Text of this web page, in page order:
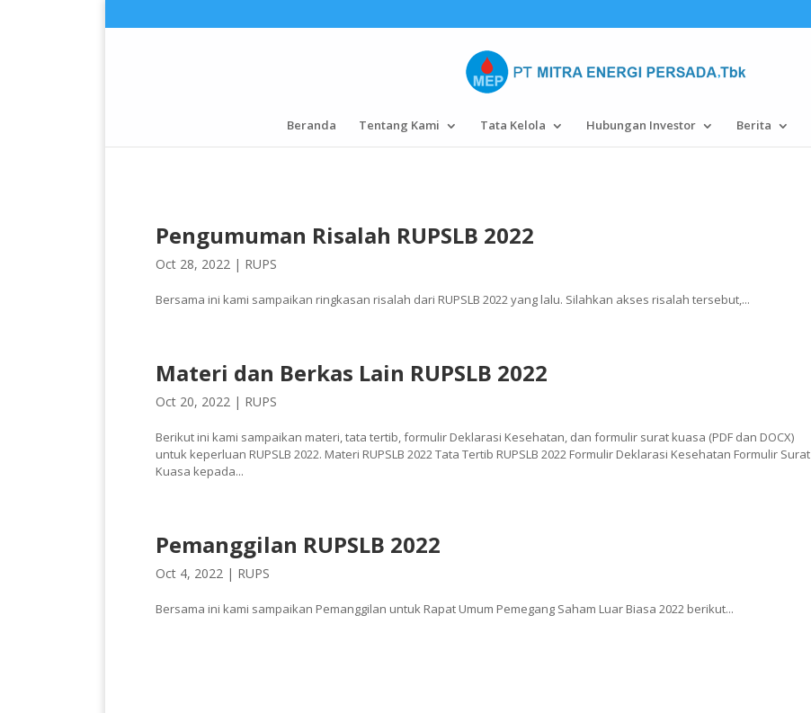
Beranda Tentang Kami Tata Kelola Hubungan Investor Berita
Pengumuman Risalah RUPSLB 2022
Oct 28, 2022 | RUPS
Bersama ini kami sampaikan ringkasan risalah dari RUPSLB 2022 yang lalu. Silahkan akses risalah tersebut,...
Materi dan Berkas Lain RUPSLB 2022
Oct 20, 2022 | RUPS
Berikut ini kami sampaikan materi, tata tertib, formulir Deklarasi Kesehatan, dan formulir surat kuasa (PDF dan DOCX)
untuk keperluan RUPSLB 2022. Materi RUPSLB 2022 Tata Tertib RUPSLB 2022 Formulir Deklarasi Kesehatan Formulir Surat
Kuasa kepada...
Pemanggilan RUPSLB 2022
Oct 4, 2022 | RUPS
Bersama ini kami sampaikan Pemanggilan untuk Rapat Umum Pemegang Saham Luar Biasa 2022 berikut...